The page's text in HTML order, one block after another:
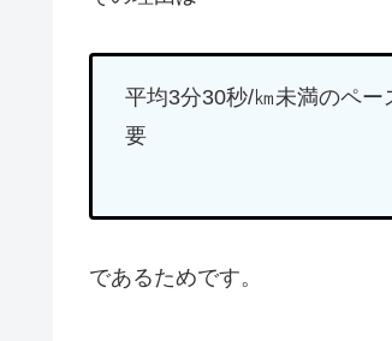
平均3分30秒/㎞未満のペ
要
であるためです。